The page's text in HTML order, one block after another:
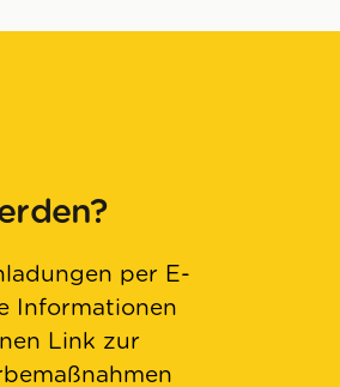
per E-
Informationen
Link zur